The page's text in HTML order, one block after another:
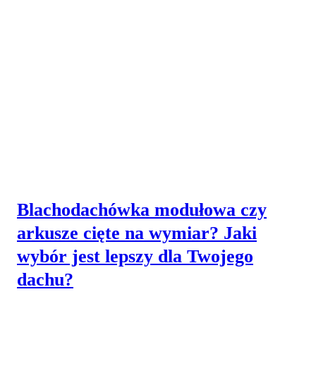
Blachodachówka modułowa czy
arkusze cięte na wymiar? Jaki
wybór jest lepszy dla Twojego
dachu?